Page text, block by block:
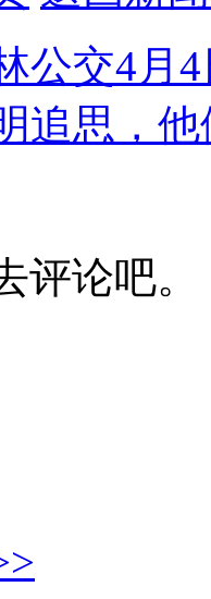
公交4月
追思，
评论吧。